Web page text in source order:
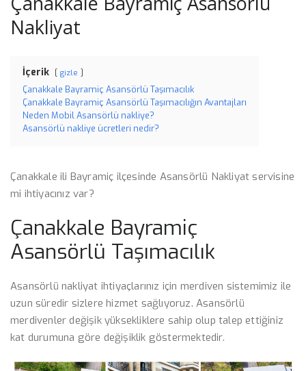
Nakliyat
İçerik gizle
Çanakkale Bayramiç Asansörlü Taşımacılık
Çanakkale Bayramiç Asansörlü Taşımacılığın Avantajları
Neden Mobil Asansörlü nakliye?
Asansörlü nakliye ücretleri nedir?
Çanakkale ili Bayramiç ilçesinde Asansörlü Nakliyat servisine
mi ihtiyacınız var?
Çanakkale Bayramiç
Asansörlü Taşımacılık
Asansörlü nakliyat ihtiyaçlarınız için merdiven sistemimiz ile
uzun süredir sizlere hizmet sağlıyoruz. Asansörlü
merdivenler değişik yüksekliklere sahip olup talep ettiğiniz
kat durumuna göre değişiklik göstermektedir.